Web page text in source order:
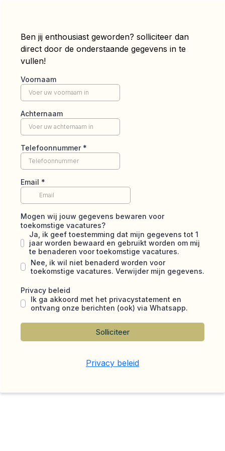
Ben jij enthousiast geworden? solliciteer dan
direct door de onderstaande gegevens in te
vullen!
Voornaam
Achternaam
Telefoonnummer *
Email *
Mogen wij jouw gegevens bewaren voor
toekomstige vacatures?
Ja, ik geef toestemming dat mijn gegevens tot 1
jaar worden bewaard en gebruikt worden om mij
te benaderen voor toekomstige vacatures.
Nee, ik wil niet benaderd worden voor
toekomstige vacatures. Verwijder mijn gegevens.
Privacy beleid
Ik ga akkoord met het privacystatement en
ontvang onze berichten (ook) via Whatsapp.
Solliciteer
Privacy beleid